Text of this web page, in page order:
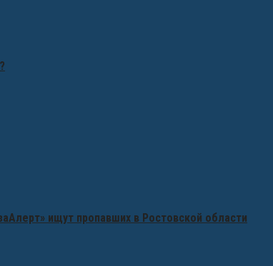
ищут пропавших в Ростовской области